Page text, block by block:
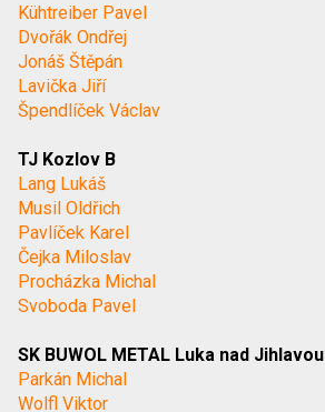
Kühtreiber Pavel
Dvořák Ondřej
Jonáš Štěpán
Lavička Jiří
Špendlíček Václav
TJ Kozlov B
Lang Lukáš
Musil Oldřich
Pavlíček Karel
Čejka Miloslav
Procházka Michal
Svoboda Pavel
SK BUWOL METAL Luka nad Jihlavou
Parkán Michal
Wolfl Viktor